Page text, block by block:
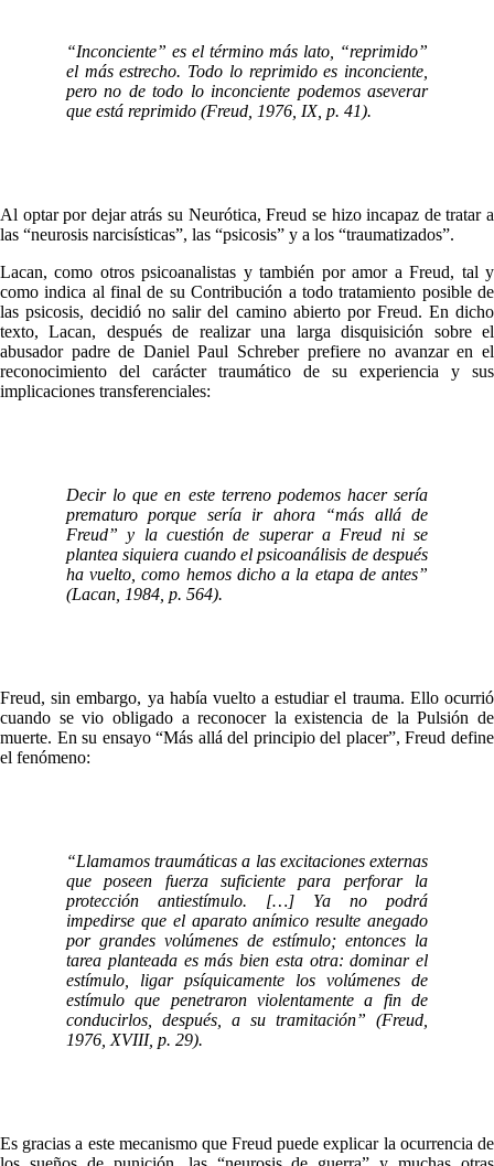
“Inconciente” es el término más lato, “reprimido”
el más estrecho. Todo lo reprimido es inconciente,
pero no de todo lo inconciente podemos aseverar
que está reprimido (Freud, 1976, IX, p. 41).
Al optar por dejar atrás su Neurótica, Freud se hizo incapaz de tratar a
las “neurosis narcisísticas”, las “psicosis” y a los “traumatizados”.
Lacan, como otros psicoanalistas y también por amor a Freud, tal y
como indica al final de su Contribución a todo tratamiento posible de
las psicosis, decidió no salir del camino abierto por Freud. En dicho
texto, Lacan, después de realizar una larga disquisición sobre el
abusador padre de Daniel Paul Schreber prefiere no avanzar en el
reconocimiento del carácter traumático de su experiencia y sus
implicaciones transferenciales:
Decir lo que en este terreno podemos hacer sería
prematuro porque sería ir ahora “más allá de
Freud” y la cuestión de superar a Freud ni se
plantea siquiera cuando el psicoanálisis de después
ha vuelto, como hemos dicho a la etapa de antes”
(Lacan, 1984, p. 564).
Freud, sin embargo, ya había vuelto a estudiar el trauma. Ello ocurrió
cuando se vio obligado a reconocer la existencia de la Pulsión de
muerte. En su ensayo “Más allá del principio del placer”, Freud define
el fenómeno:
“Llamamos traumáticas a las excitaciones externas
que poseen fuerza suficiente para perforar la
protección antiestímulo. […] Ya no podrá
impedirse que el aparato anímico resulte anegado
por grandes volúmenes de estímulo; entonces la
tarea planteada es más bien esta otra: dominar el
estímulo, ligar psíquicamente los volúmenes de
estímulo que penetraron violentamente a fin de
conducirlos, después, a su tramitación” (Freud,
1976, XVIII, p. 29).
Es gracias a este mecanismo que Freud puede explicar la ocurrencia de